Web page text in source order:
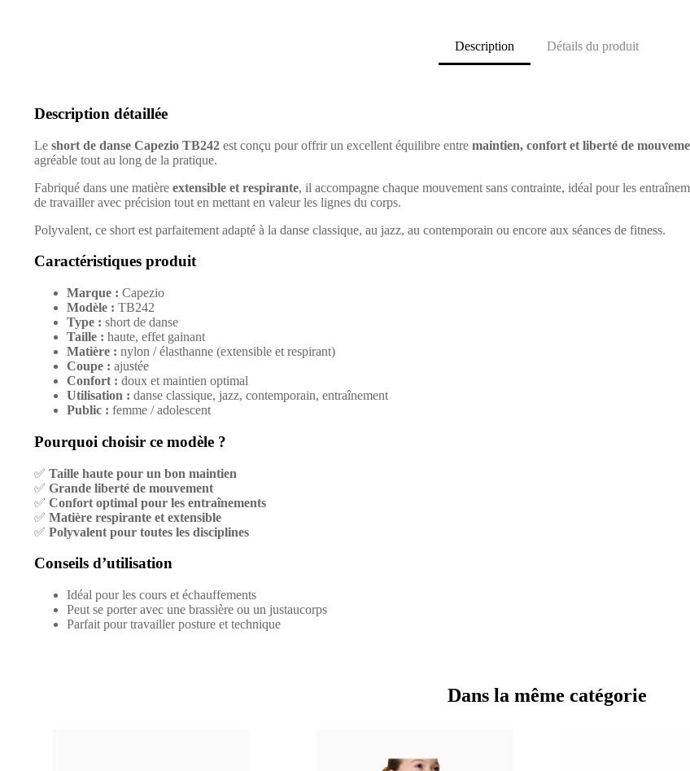
Description Détails du produit
Description détaillée
Le short de danse Capezio TB242 est conçu pour offrir un excellent équilibre entre maintien, confort et liberté de
agréable tout au long de la pratique.
Fabriqué dans une matière extensible et respirante, il accompagne chaque mouvement sans contrainte, idéal pour les
de travailler avec précision tout en mettant en valeur les lignes du corps.
Polyvalent, ce short est parfaitement adapté à la danse classique, au jazz, au contemporain ou encore aux séances de fitness.
Caractéristiques produit
Marque : Capezio
Modèle : TB242
Type : short de danse
Taille : haute, effet gainant
Matière : nylon / élasthanne (extensible et respirant)
Coupe : ajustée
Confort : doux et maintien optimal
Utilisation : danse classique, jazz, contemporain, entraînement
Public : femme / adolescent
Pourquoi choisir ce modèle ?
✅ Taille haute pour un bon maintien
✅ Grande liberté de mouvement
✅ Confort optimal pour les entraînements
✅ Matière respirante et extensible
✅ Polyvalent pour toutes les disciplines
Conseils d’utilisation
Idéal pour les cours et échauffements
Peut se porter avec une brassière ou un justaucorps
Parfait pour travailler posture et technique
Dans la même catégorie